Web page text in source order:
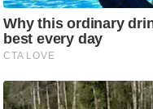
N
e
w
ला